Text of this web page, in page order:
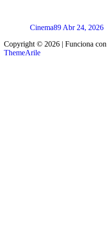
Cinema89 Abr 24, 2026
Copyright © 2026 | Funciona con
ThemeArile